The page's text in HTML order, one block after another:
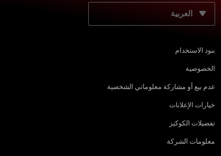
حدّد لغتك المفضّلة:
بنود الاستخدام
الخصوصية
عدم بيع أو مشاركة معلوماتي الشخصية
خيارات الإعلانات
تفضيلات الكوكيز
معلومات الشركة